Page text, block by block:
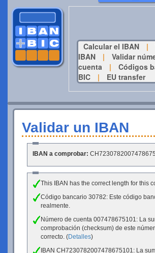
Calcular el IBAN
|
IBAN
|
Validar
cuenta
|
Códigos
BIC
| EU transfer
Validar un IBAN
IBAN a comprobar:
This IBAN has the correct length for this
Código bancario 30782: Este código
realmente.
Número de cuenta 007478675101: La
comprobación (checksum) de este
correcto. (Detalles)
IBAN CH7230782007478675101: La